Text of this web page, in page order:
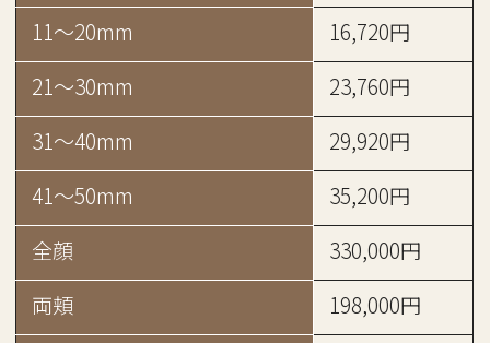
11～20mm
16,720円
21～30mm
23,760円
31～40mm
29,920円
41～50mm
35,200円
全顔
330,000円
両頬
198,000円